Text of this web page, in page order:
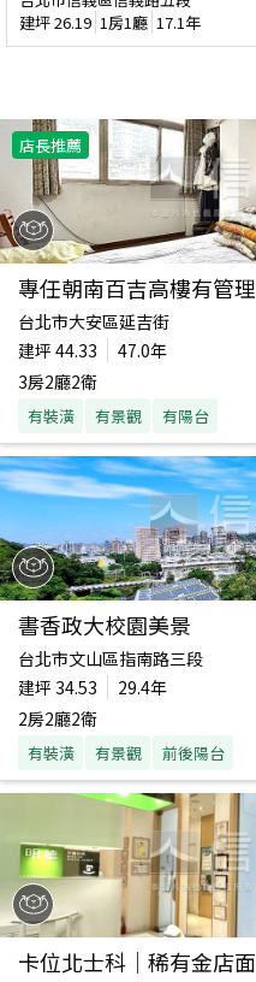
建坪26.19 1房1廳 17.1年
店長推薦
專任朝南百吉高樓有管理
台北市大安區延吉街
建坪 44.33
47.0年
3房2廳2衛
有裝潢 有景觀 有陽台
書香政大校園美景
台北市文山區指南路三段
建坪 34.53
29.4年
2房2廳2衛
有裝潢 有景觀 前後陽台
卡位北士科｜稀有金店面